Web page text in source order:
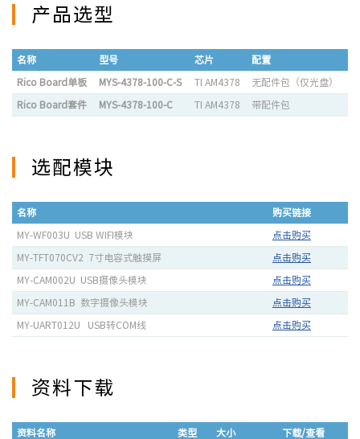
产品选型
名称 型号 芯片 配置
Rico Board单板 MYS-4378-100-C-S TI AM4378 无配件包（仅光盘）
Rico Board套件 MYS-4378-100-C TI AM4378 带配件包
选配模块
名称 购买链接
MY-WF003U USB WIFI模块 点击购买
MY-TFT070CV2 7寸电容式触摸屏 点击购买
MY-CAM002U USB摄像头模块 点击购买
MY-CAM011B 数字摄像头模块 点击购买
MY-UART012U USB转COM线 点击购买
资料下载
资料名称 类型 大小 下载/查看